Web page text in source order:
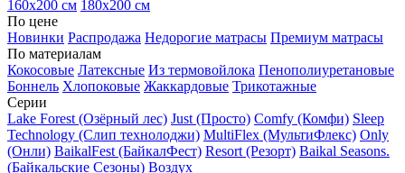
160х200 см 180х200 см
По цене
Новинки Распродажа Недорогие матрасы Премиум матрасы
По материалам
Кокосовые Латексные Из термовойлока Пенополиуретановые
Боннель Хлопоковые Жаккардовые Трикотажные
Серии
Lake Forest (Озёрный лес) Just (Просто) Comfy (Комфи) Sleep
Technology (Слип технолоджи) MultiFlex (МультиФлекс) Only
(Онли) BaikalFest (БайкалФест) Resort (Резорт) Baikal Seasons.
(Байкальские Сезоны) Воздух